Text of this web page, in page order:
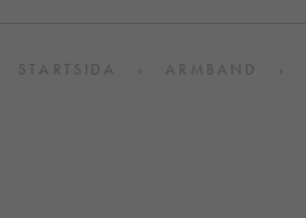
STARTSIDA › ARMBAND ›